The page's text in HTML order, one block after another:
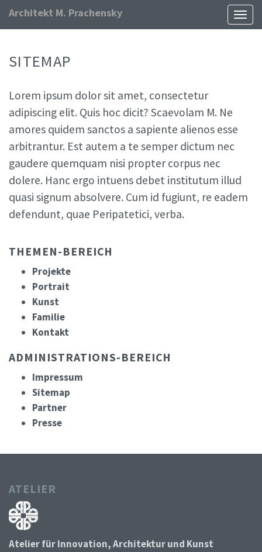
ein-/
Architekt M. Prachensky
SITEMAP
Lorem ipsum dolor sit amet, consectetur
adipiscing elit. Quis hoc dicit? Scaevolam M. Ne
amores quidem sanctos a sapiente alienos esse
arbitrantur. Est autem a te semper dictum nec
gaudere quemquam nisi propter corpus nec
dolere. Hanc ergo intuens debet institutum illud
quasi signum absolvere. Cum id fugiunt, re eadem
defendunt, quae Peripatetici, verba.
THEMEN-BEREICH
Projekte
Portrait
Kunst
Familie
Kontakt
ADMINISTRATIONS-BEREICH
Impressum
Sitemap
Partner
Presse
ATELIER
Atelier für Innovation, Architektur und Kunst